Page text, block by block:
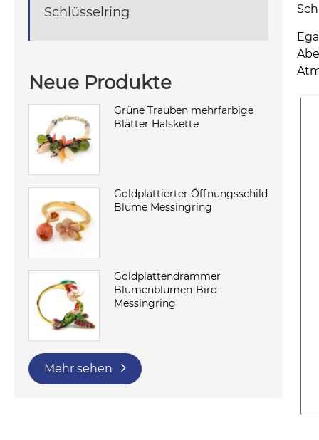
Schlüsselring
Neue Produkte
Grüne Trauben mehrfarbige
Blätter Halskette
Goldplattierter Öffnungsschild
Blume Messingring
Goldplattendrammer
Blumenblumen-Bird-
Messingring
Mehr sehen